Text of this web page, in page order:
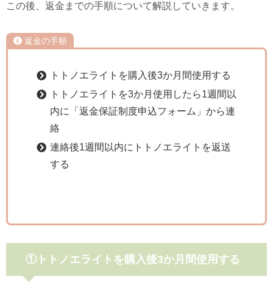
この後、返金までの手順について解説していきます。
返金の手順
トトノエライトを購入後3か月間使用する
トトノエライトを3か月使用したら1週間以
内に「返金保証制度申込フォーム」から連
絡
連絡後1週間以内にトトノエライトを返送
する
①トトノエライトを購入後3か月間使用する